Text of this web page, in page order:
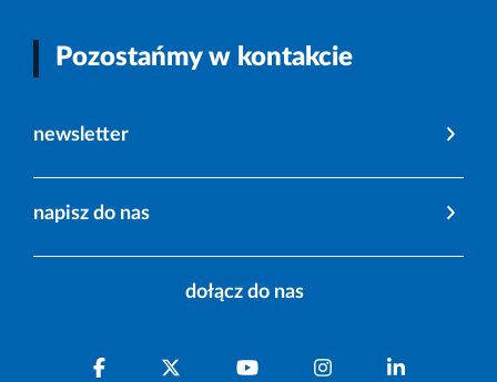
Pozostańmy w kontakcie
newsletter
napisz do nas
dołącz do nas